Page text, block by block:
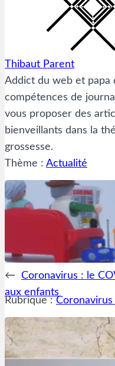
Thibaut Parent
Addict du web et papa
compétences de
vous proposer des
bienveillants dans la
grossesse.
Thème : Actualité
←
Coronavirus : le
aux enfants
Rubrique :